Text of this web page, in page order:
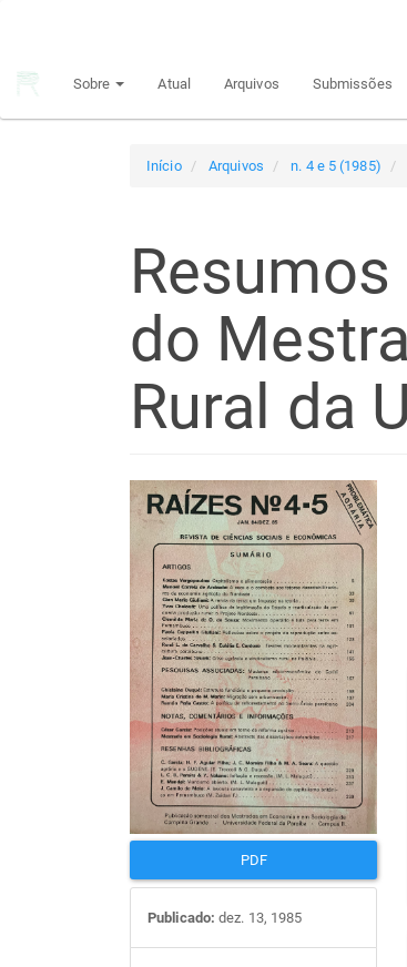
principal
Sobre Atual Arquivos Submissões
Início Arquivos n. 4 e 5 (1985)
do
Rural da
Barra
lateral
de
artigos
PDF
Publicado: dez. 13, 1985